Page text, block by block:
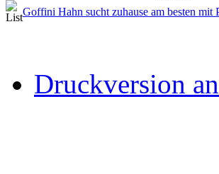
Goffini Hahn sucht zuhause am besten mit
Druckversion